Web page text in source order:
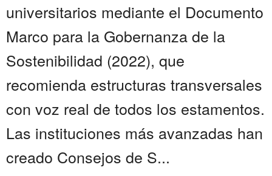
universitarios mediante el Documento
Marco para la Gobernanza de la
Sostenibilidad (2022), que
recomienda estructuras transversales
con voz real de todos los estamentos.
Las instituciones más avanzadas han
creado Consejos de S...